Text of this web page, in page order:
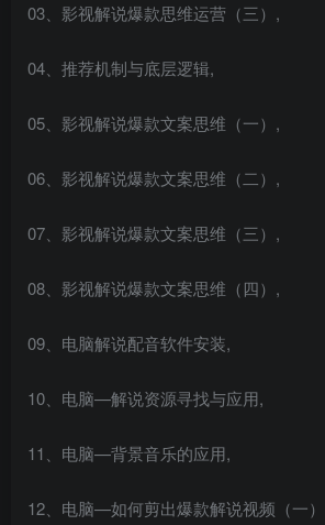
03、影视解说爆款思维运营（三）,
04、推荐机制与底层逻辑,
05、影视解说爆款文案思维（一）,
06、影视解说爆款文案思维（二）,
07、影视解说爆款文案思维（三）,
08、影视解说爆款文案思维（四）,
09、电脑解说配音软件安装,
10、电脑—解说资源寻找与应用,
11、电脑—背景音乐的应用,
12、电脑—如何剪出爆款解说视频（一